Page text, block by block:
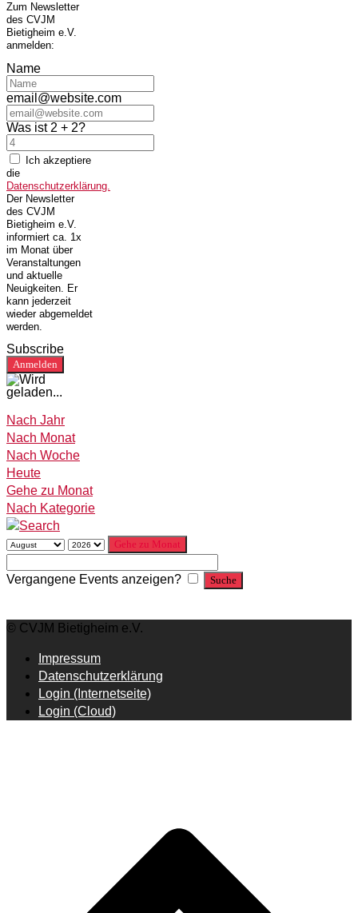
Zum Newsletter
des CVJM
Bietigheim e.V.
anmelden:
Name
email@website.com
Was ist 2 + 2?
Ich akzeptiere
die
Datenschutzerklärung.
Der Newsletter
des CVJM
Bietigheim e.V.
informiert ca. 1x
im Monat über
Veranstaltungen
und aktuelle
Neuigkeiten. Er
kann jederzeit
wieder abgemeldet
werden.
Subscribe
Nach Jahr
Nach Monat
Nach Woche
Heute
Gehe zu Monat
Nach Kategorie
Gehe zu Monat
Vergangene Events anzeigen?
© CVJM Bietigheim e.V.
Impressum
Datenschutzerklärung
Login (Internetseite)
Login (Cloud)